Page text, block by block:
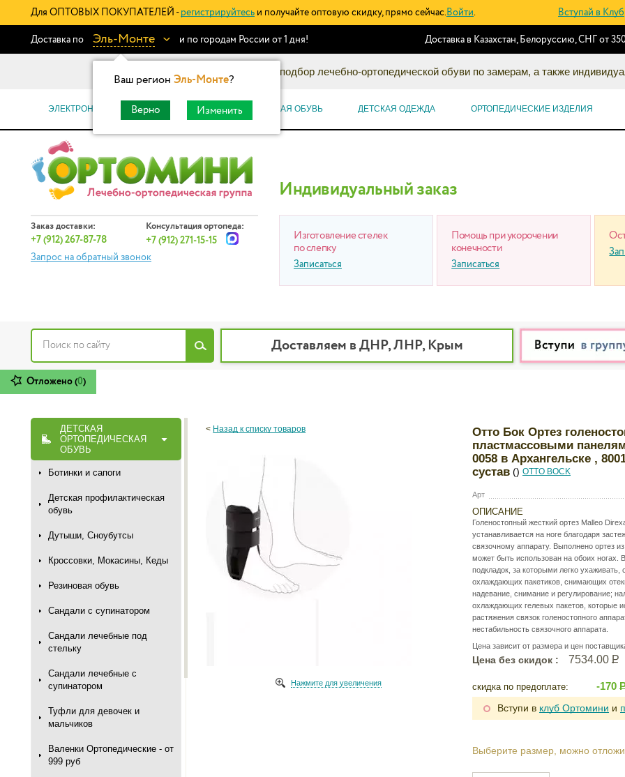
Для ОПТОВЫХ ПОКУПАТЕЛЕЙ - регистрируйтесь и получайте оптовую скидку, прямо сейчас.Войти. Вступай в Клуб
Доставка по Эль-Монте
Ваш регион Эль-Монте?
Верно Изменить
и по городам России от 1 дня! Доставка в Казахстан, Белоруссию, СНГ от
Информационный каталог: подбор лечебно-ортопедической обуви по замерам, а также
ЭЛЕКТРОННЫЕ СЕРТИФИКАТЫ ОРТОПЕДИЧЕСКАЯ ОБУВЬ ДЕТСКАЯ ОДЕЖДА ОРТОПЕДИЧЕСКИЕ ИЗДЕЛИЯ
Заказ доставки:
+7 (912) 267-87-78
Консультация ортопеда:
+7 (912) 271-15-15
Запрос на обратный звонок
Индивидуальный заказ
Изготовление стелек
по слепку
Записаться
Помощь при укорочении
конечности
Записаться
Доставляем в ДНР, ЛНР, Крым
Отложено (0)
ДЕТСКАЯ
ОРТОПЕДИЧЕСКАЯ
ОБУВЬ
Ботинки и сапоги
Детская профилактическая
обувь
Дутыши, Сноубутсы
Кроссовки, Мокасины, Кеды
Резиновая обувь
Сандали с супинатором
Сандали лечебные под
стельку
Сандали лечебные с
супинатором
Туфли для девочек и
мальчиков
Валенки Ортопедические - от
999 руб
< Назад к списку товаров
Нажмите для увеличения
Отто Бок Ортез
пластмассовыми
0058 в Архангельске ,
сустав () OTTO BOCK
Арт
ОПИСАНИЕ
Голеностопный жесткий ортез Malleo
устанавливается на ноге благодаря
связочному аппарату. Выполнено ортез
может быть использован на обоих ногах.
подкладок, за которыми легко
охлаждающих пакетиков, снимающих
надевание, снимание и регулирование;
охлаждающих гелевых пакетов, которые
растяжения связок голеностопного
нестабильность связочного аппарата.
Цена зависит от размера и цен
Цена без скидок : 7534.00Р
скидка по предоплате: -170
Вступи в клуб Ортомини и
Выберите размер, можно